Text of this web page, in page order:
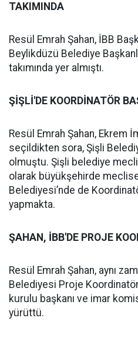
TAKIMINDA
Resül Emrah Şahan, İBB
Beylikdüzü Belediye
takımında yer almıştı.
ŞİŞLİ'DE KOORDİNATÖR
Resül Emrah Şahan, Ekrem
seçildikten sora, Şişli
olmuştu. Şişli belediye
olarak büyükşehirde
Belediyesi’nde de
yapmakta.
ŞAHAN, İBB'DE PROJE
Resül Emrah Şahan, aynı
Belediyesi Proje
kurulu başkanı ve imar
yürüttü.